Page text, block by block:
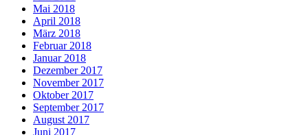
Mai 2018
April 2018
März 2018
Februar 2018
Januar 2018
Dezember 2017
November 2017
Oktober 2017
September 2017
August 2017
Juni 2017